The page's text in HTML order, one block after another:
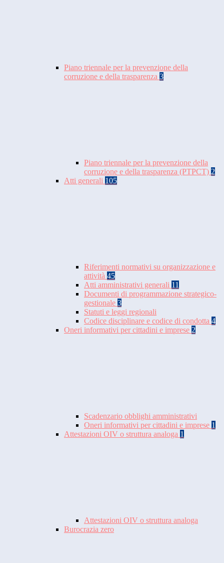
Piano triennale per la prevenzione della
corruzione e della trasparenza 3
Piano triennale per la prevenzione della
corruzione e della trasparenza (PTPCT) 2
Atti generali 105
Riferimenti normativi su organizzazione e
attività 45
Atti amministrativi generali 11
Documenti di programmazione strategico-
gestionale 3
Statuti e leggi regionali
Codice disciplinare e codice di condotta 4
Oneri informativi per cittadini e imprese 2
Scadenzario obblighi amministrativi
Oneri informativi per cittadini e imprese 1
Attestazioni OIV o struttura analoga 1
Attestazioni OIV o struttura analoga
Burocrazia zero